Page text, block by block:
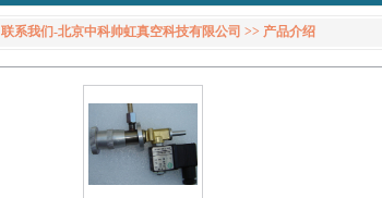
http://vac2008.com/
http://vac2008.com/
http://vac2008.com/
联系我们-北京中科帅虹真空科技有限公司 >> 产品介绍